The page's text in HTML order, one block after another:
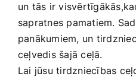
un tās ir
sapratnes pamatiem.
panākumiem, un
ceļvedis šajā ceļā. ‍
Lai jūsu tirdzniecības